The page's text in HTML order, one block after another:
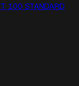
100 STANDARD